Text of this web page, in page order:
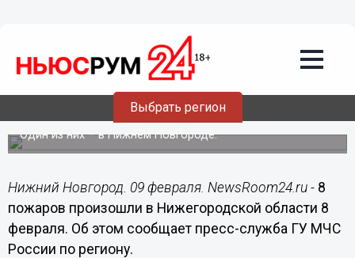
Выбрать регион
09.02.201712:09
8 пожаров произошли в
Нижегородской области 8 февраля
Один из них – в Нижнем Новгороде.
Нижний Новгород. 09 февраля. NewsRoom24.ru - 8
пожаров произошли в Нижегородской области 8
февраля. Об этом сообщает пресс-служба ГУ МЧС
России по региону.